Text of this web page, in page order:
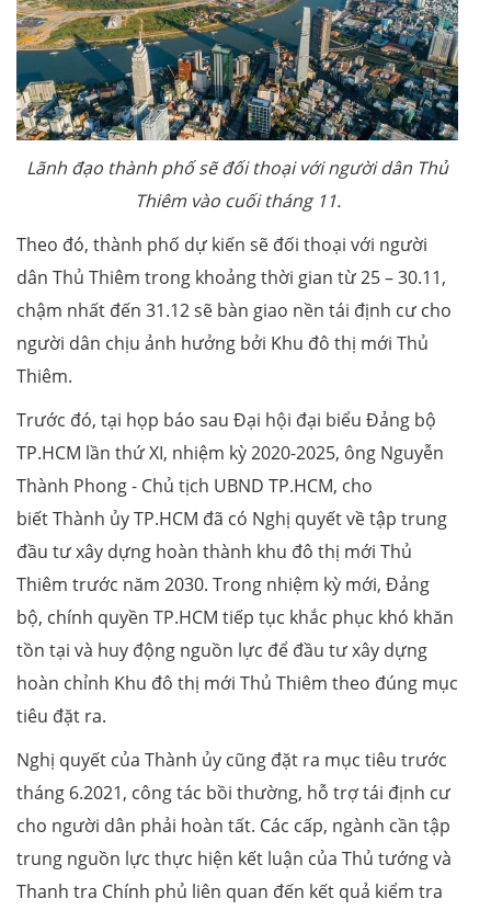
Lãnh đạo thành phố sẽ đối thoại với người dân Thủ
Thiêm vào cuối tháng 11.
Theo đó, thành phố dự kiến sẽ đối thoại với người
dân Thủ Thiêm trong khoảng thời gian từ 25 – 30.11,
chậm nhất đến 31.12 sẽ bàn giao nền tái định cư cho
người dân chịu ảnh hưởng bởi Khu đô thị mới Thủ
Thiêm.
Trước đó, tại họp báo sau Đại hội đại biểu Đảng bộ
TP.HCM lần thứ XI, nhiệm kỳ 2020-2025, ông Nguyễn
Thành Phong - Chủ tịch UBND TP.HCM, cho
biết Thành ủy TP.HCM đã có Nghị quyết về tập trung
đầu tư xây dựng hoàn thành khu đô thị mới Thủ
Thiêm trước năm 2030. Trong nhiệm kỳ mới, Đảng
bộ, chính quyền TP.HCM tiếp tục khắc phục khó khăn
tồn tại và huy động nguồn lực để đầu tư xây dựng
hoàn chỉnh Khu đô thị mới Thủ Thiêm theo đúng mục
tiêu đặt ra.
Nghị quyết của Thành ủy cũng đặt ra mục tiêu trước
tháng 6.2021, công tác bồi thường, hỗ trợ tái định cư
cho người dân phải hoàn tất. Các cấp, ngành cần tập
trung nguồn lực thực hiện kết luận của Thủ tướng và
Thanh tra Chính phủ liên quan đến kết quả kiểm tra